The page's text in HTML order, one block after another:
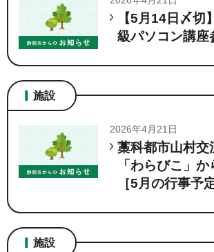
【5月14日〆切
級パソコン講座
施設
2026年4月21日
藁科都市山村交
「わらびこ」
［5月の行事予定
施設